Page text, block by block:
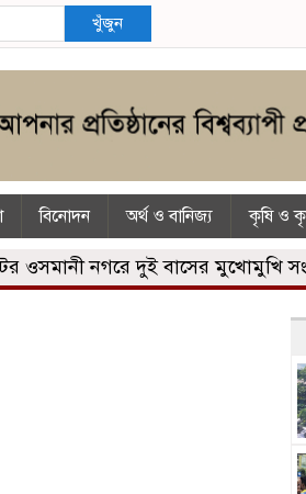
খুঁজুন
বিনোদন অর্থ ও বানিজ্য কৃষি ও
নগরে দুই বাসের মুখোমুখি